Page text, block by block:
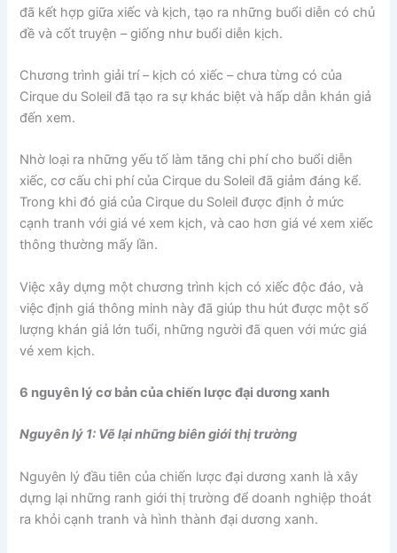
đã kết hợp giữa xiếc và kịch, tạo ra những buổi diễn có chủ
đề và cốt truyện – giống như buổi diễn kịch.
Chương trình giải trí – kịch có xiếc – chưa từng có của
Cirque du Soleil đã tạo ra sự khác biệt và hấp dẫn khán giả
đến xem.
Nhờ loại ra những yếu tố làm tăng chi phí cho buổi diễn
xiếc, cơ cấu chi phí của Cirque du Soleil đã giảm đáng kể.
Trong khi đó giá của Cirque du Soleil được định ở mức
cạnh tranh với giá vé xem kịch, và cao hơn giá vé xem xiếc
thông thường mấy lần.
Việc xây dựng một chương trình kịch có xiếc độc đáo, và
việc định giá thông minh này đã giúp thu hút được một số
lượng khán giả lớn tuổi, những người đã quen với mức giá
vé xem kịch.
6 nguyên lý cơ bản của chiến lược đại dương xanh
Nguyên lý 1: Vẽ lại những biên giới thị trường
Nguyên lý đầu tiên của chiến lược đại dương xanh là xây
dựng lại những ranh giới thị trường để doanh nghiệp thoát
ra khỏi cạnh tranh và hình thành đại dương xanh.